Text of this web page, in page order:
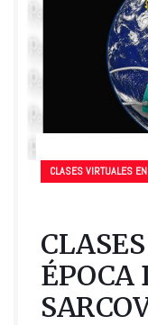
CLASES VIRTUALES
ÉPOCA